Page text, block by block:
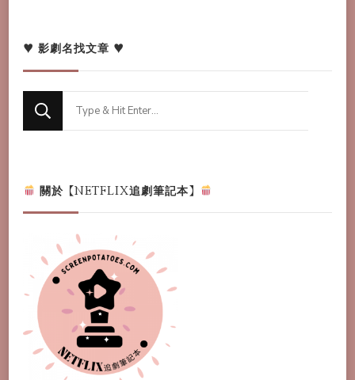
♥ 影劇名找文章 ♥
關於【NETFLIX追劇筆記本】